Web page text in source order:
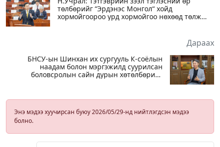
төлбөрийг “Эрдэнэс Монгол“ хойд
хормойгоороо урд хормойгоо нөхөөд төлж
Дараах
БНСУ-ын Шинхан их сургууль К-соёлын
наадам болон мэргэжилд суурилсан
боловсролын сайн дурын хөтөлбөрийг
Энэ мэдээ хуучирсан буюу 2026/05/29-нд нийтлэгдсэн мэдээ
болно.